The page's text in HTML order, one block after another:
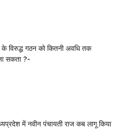
विरुद्ध गठन को कितनी अवधि तक
सकता ?-
में नवीन पंचायती राज कब लागू किया